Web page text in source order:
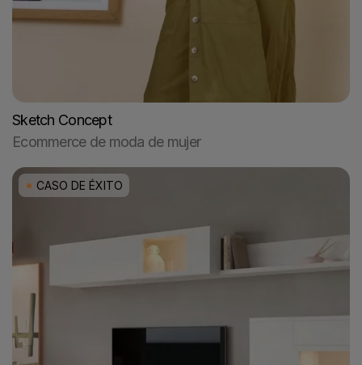
Sketch Concept
Ecommerce de moda de mujer
CASO DE ÉXITO